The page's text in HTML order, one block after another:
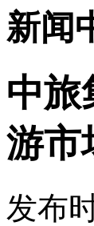
新闻
中旅
游市
发布